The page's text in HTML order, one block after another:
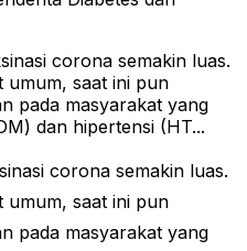
corona semakin luas.
umum, saat ini pun
pada masyarakat yang
dan hipertensi (HT...
corona semakin luas.
umum, saat ini pun
pada masyarakat yang